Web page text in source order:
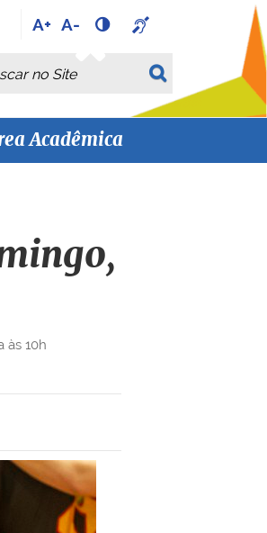
A+ A-
Avançada…
Acadêmica
às 10h